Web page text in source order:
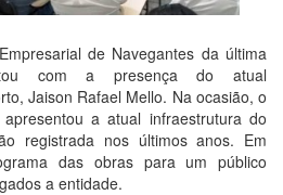
de Navegantes da última
com a presença do atual
Jaison Rafael Mello. Na ocasião, o
a atual infraestrutura do
registrada nos últimos anos. Em
das obras para um público
a entidade.